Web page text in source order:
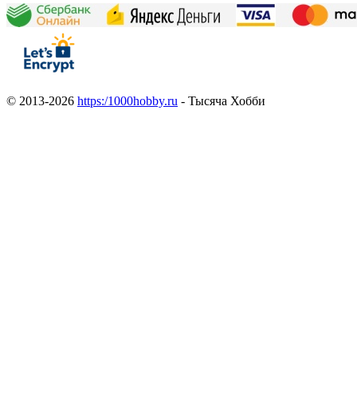
© 2013-2026 https:/1000hobby.ru - Тысяча Хобби